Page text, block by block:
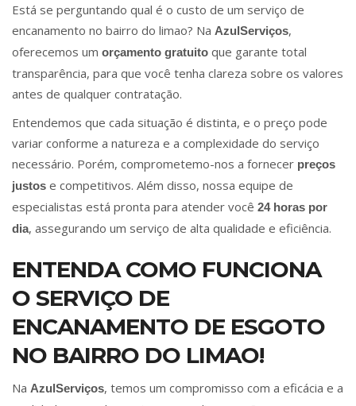
Está se perguntando qual é o custo de um serviço de
encanamento no bairro do limao? Na AzulServiços,
oferecemos um orçamento gratuito que garante total
transparência, para que você tenha clareza sobre os valores
antes de qualquer contratação.
Entendemos que cada situação é distinta, e o preço pode
variar conforme a natureza e a complexidade do serviço
necessário. Porém, comprometemo-nos a fornecer preços
justos e competitivos. Além disso, nossa equipe de
especialistas está pronta para atender você 24 horas por
dia, assegurando um serviço de alta qualidade e eficiência.
ENTENDA COMO FUNCIONA
O SERVIÇO DE
ENCANAMENTO DE ESGOTO
NO BAIRRO DO LIMAO!
Na AzulServiços, temos um compromisso com a eficácia e a